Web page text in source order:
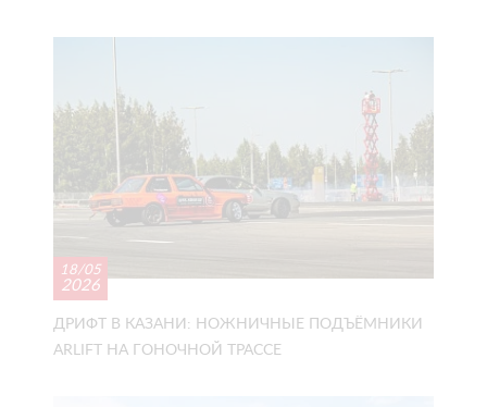
18/05
2026
ДРИФТ В КАЗАНИ: НОЖНИЧНЫЕ ПОДЪЁМНИКИ
ARLIFT НА ГОНОЧНОЙ ТРАССЕ